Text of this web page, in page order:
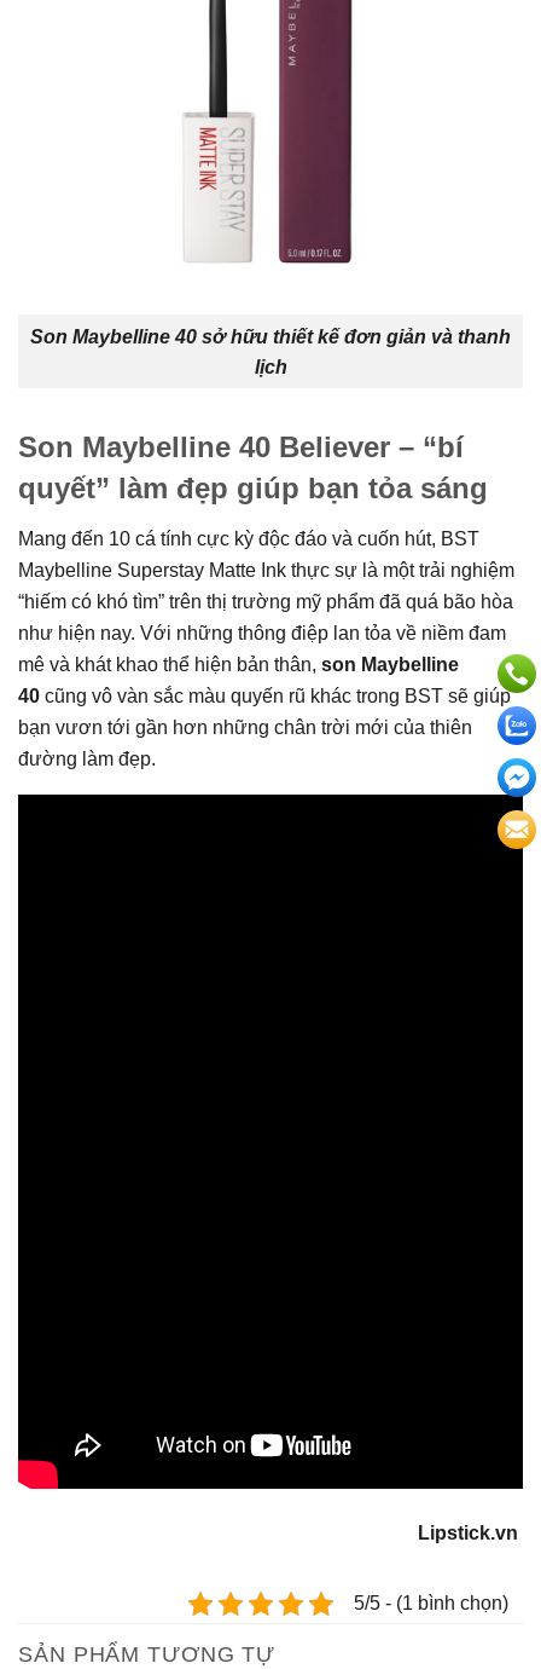
Son Maybelline 40 sở hữu thiết kế đơn giản và thanh
lịch
Son Maybelline 40 Believer – “bí
quyết” làm đẹp giúp bạn tỏa sáng
Mang đến 10 cá tính cực kỳ độc đáo và cuốn hút, BST
Maybelline Superstay Matte Ink thực sự là một trải nghiệm
“hiếm có khó tìm” trên thị trường mỹ phẩm đã quá bão hòa
như hiện nay. Với những thông điệp lan tỏa về niềm đam
mê và khát khao thể hiện bản thân, son Maybelline
40 cũng vô vàn sắc màu quyến rũ khác trong BST sẽ giúp
bạn vươn tới gần hơn những chân trời mới của thiên
đường làm đẹp.
Lipstick.vn
5/5 - (1 bình chọn)
SẢN PHẨM TƯƠNG TỰ